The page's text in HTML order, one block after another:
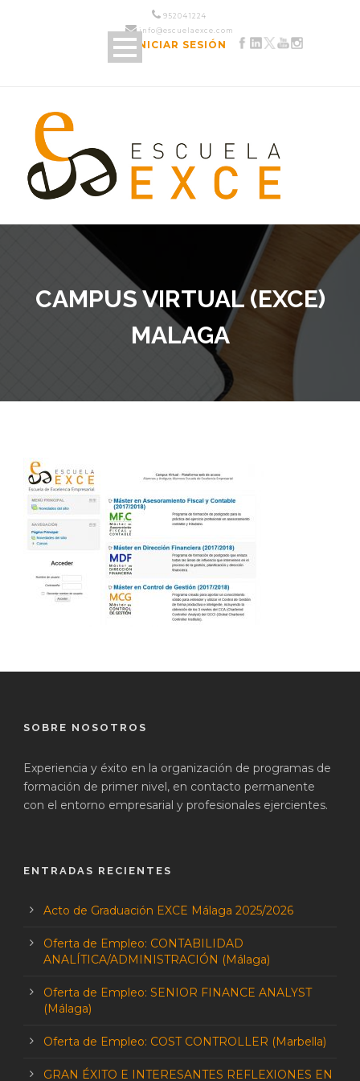
952 04 12 24
info@escuelaexce.com
INICIAR SESIÓN
CAMPUS VIRTUAL (EXCE)
MALAGA
SOBRE NOSOTROS
Experiencia y éxito en la organización de programas de
formación de primer nivel, en contacto permanente
con el entorno empresarial y profesionales ejercientes.
ENTRADAS RECIENTES
Acto de Graduación EXCE Málaga 2025/2026
Oferta de Empleo: CONTABILIDAD
ANALÍTICA/ADMINISTRACIÓN (Málaga)
Oferta de Empleo: SENIOR FINANCE ANALYST
(Málaga)
Oferta de Empleo: COST CONTROLLER (Marbella)
GRAN ÉXITO E INTERESANTES REFLEXIONES EN